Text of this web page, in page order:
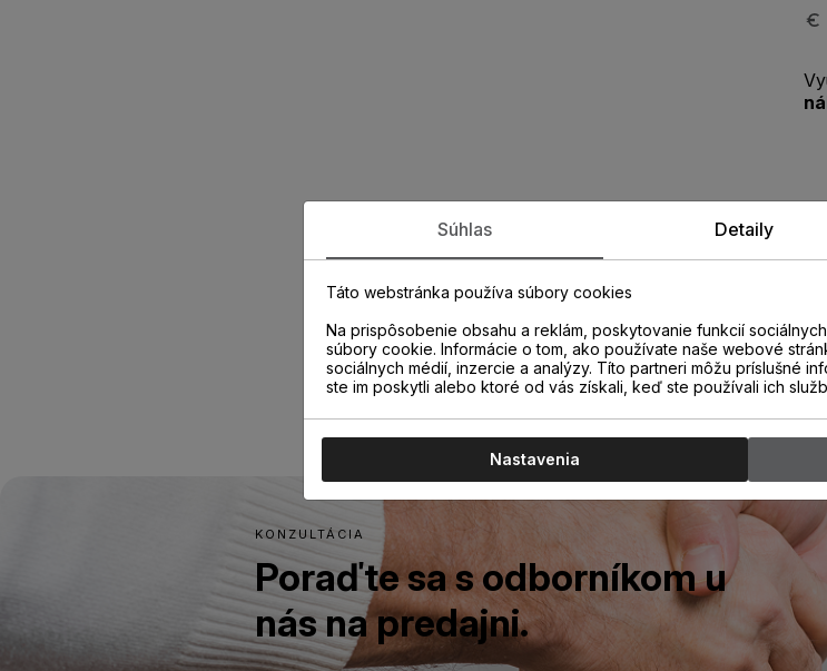
Zistite viac o
KONZULTÁCIA
Poraďte sa s odborníkom u
nás na predajni.
Súhlas Detaily
Táto webstránka používa súbory cookies
Na prispôsobenie obsahu a reklám, poskytovanie funkcií
súbory cookie. Informácie o tom, ako používate naše webové
sociálnych médií, inzercie a analýzy. Títo partneri môžu príslušné
ste im poskytli alebo ktoré od vás získali, keď ste používali ich
Nastavenia